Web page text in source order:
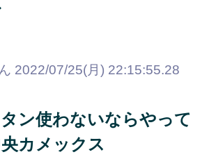
2022/07/25(月) 22:15:55.28
ン使わないならやって
カメックス